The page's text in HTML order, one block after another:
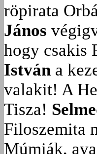
röpirata
János
hogy csakis
István a
valakit! A
Tisza!
Filoszemita
Múmiák,